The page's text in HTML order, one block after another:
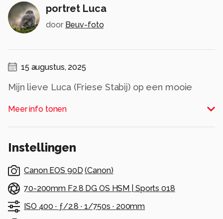
portret Luca
door Beuv-foto
15 augustus, 2025
Mijn lieve Luca (Friese Stabij) op een mooie
Meer info tonen
Instellingen
Canon EOS 90D (Canon)
70-200mm F2.8 DG OS HSM | Sports 018
ISO 400 · ƒ/2.8 · 1/750s · 200mm